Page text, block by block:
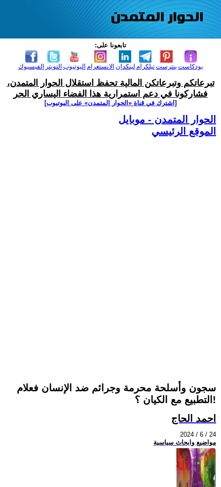
تابعونا على:
الفيسبوك التويتر اليوتيوب الانستغرام لينكدإن تيلكرامبنترست بودكاست
تبرعاتكم وتبرعاتكن المالية تحفظ استقلال الحوار المتمدن،
فشاركونا في دعم استمرارية هذا الفضاء اليساري الحر
[اشترك في قناة ‫«الحوار المتمدن» على اليوتيوب]
الحوار المتمدن - موبايل
الموقع الرئيسي
سجون وأسلحة محرمة وجرائم ضد الإنسان فعلام
التطبيع مع الكيان ؟!
احمد الحاج
2024 / 6 / 24
مواضيع وابحاث سياسية